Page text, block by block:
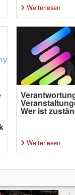
Weiterlesen
Wer ist
Weiterlesen